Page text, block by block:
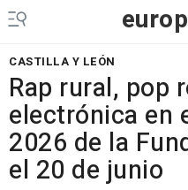
CASTILLA Y LEÓN
Rap rural, pop
electrónica en
2026 de la
el 20 de junio